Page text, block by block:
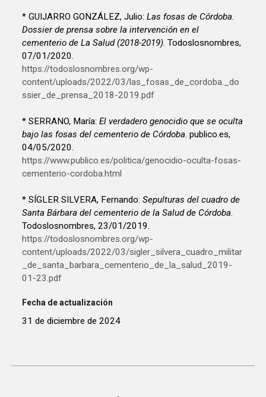
* GUIJARRO GONZÁLEZ, Julio:Las fosas de Córdoba.
Dossier de prensa sobre la intervención en el
cementerio de La Salud (2018-2019) . Todoslosnombres,
07/01/2020.
https://todoslosnombres.org/wp-
content/uploads/2022/03/las_fosas_de_cordoba._do
ssier_de_prensa_2018-2019.pdf
* SERRANO, María:El verdadero genocidio que se oculta
bajo las fosas del cementerio de Córdoba . publico.es,
04/05/2020.
https://www.publico.es/politica/genocidio-oculta-fosas-
cementerio-cordoba.html
* SÍGLER SILVERA, Fernando:Sepulturas del cuadro de
Santa Bárbara del cementerio de la Salud de Córdoba
Todoslosnombres, 23/01/2019.
https://todoslosnombres.org/wp-
content/uploads/2022/03/sigler_silvera_cuadro_militar
_de_santa_barbara_cementerio_de_la_salud_2019-
01-23.pdf
Fecha de actualización
31 de diciembre de 2024